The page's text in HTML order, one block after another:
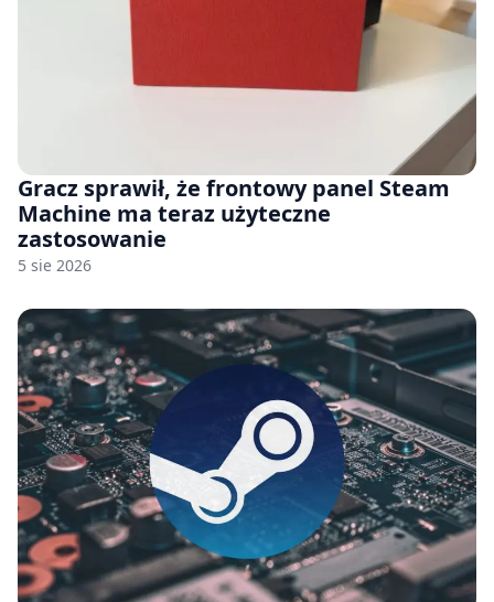
Gracz sprawił, że frontowy panel Steam
Machine ma teraz użyteczne
zastosowanie
5 sie 2026